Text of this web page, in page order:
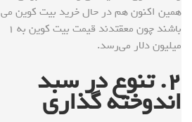
همین اکنون هم در حال خرید بیت کوین می
باشند چون معقتدند قیمت بیت کوین به ۱
میلیون دلار می‌رسد.
۲. تنوع در سبد
اندوخته گذاری